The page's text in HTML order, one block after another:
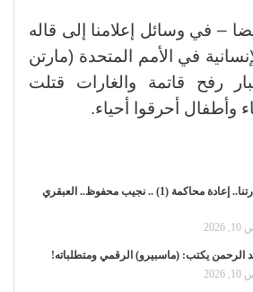
– في وسائل إعلامنا إلى قاله
في الأمم المتحدة (مارتن
رفح قاتمة والغارات قتلت
وأطفال أحرقوا أحياء.
أولاد حارتنا.. إعادة محاكمة (1) .. نجيب محفوظ.. العبقري
الرحمن يكتب: (ماسبيرو) الرقمي ومتطلباته!